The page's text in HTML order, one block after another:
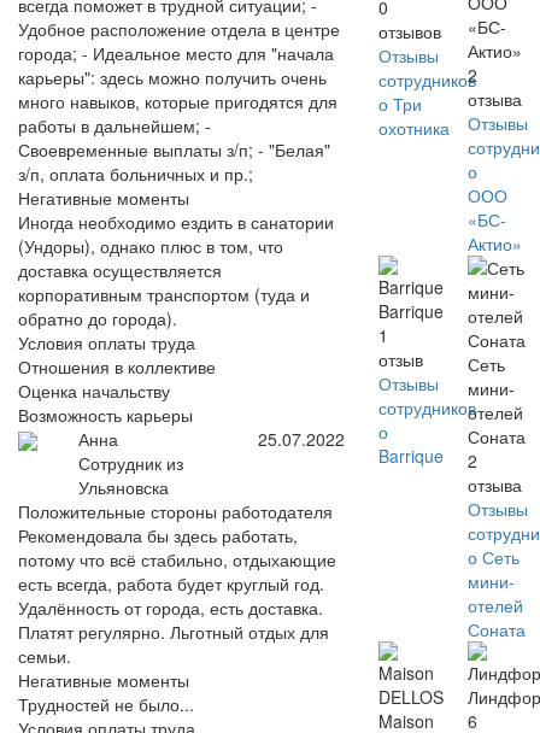
всегда поможет в трудной ситуации; -
Удобное расположение отдела в центре
города; - Идеальное место для "начала
карьеры": здесь можно получить очень
много навыков, которые пригодятся для
работы в дальнейшем; -
Своевременные выплаты з/п; - "Белая"
з/п, оплата больничных и пр.;
Негативные моменты
Иногда необходимо ездить в санатории
(Ундоры), однако плюс в том, что
доставка осуществляется
корпоративным транспортом (туда и
обратно до города).
Условия оплаты труда
Отношения в коллективе
Оценка начальству
Возможность карьеры
Анна
Сотрудник из
Ульяновска
25.07.2022
Положительные стороны работодателя
Рекомендовала бы здесь работать,
потому что всё стабильно, отдыхающие
есть всегда, работа будет круглый год.
Удалённость от города, есть доставка.
Платят регулярно. Льготный отдых для
семьи.
Негативные моменты
Трудностей не было...
Условия оплаты труда
0
отзывов
Отзывы
сотрудников
о Три
охотника
«БС-
Актио»
2
отзыва
Отзывы
о
ООО
«БС-
Актио»
Barrique
1
отзыв
Отзывы
сотрудников
о
Barrique
Сеть
мини-
отелей
Соната
2
отзыва
Отзывы
о Сеть
мини-
отелей
Соната
Maison
6